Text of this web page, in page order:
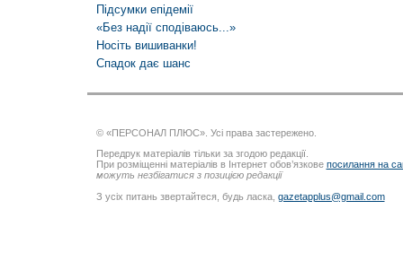
Підсумки епідемії
«Без надії сподіваюсь...»
Носіть вишиванки!
Спадок дає шанс
© «ПЕРСОНАЛ ПЛЮС». Усі права застережено.
Передрук матеріалів тільки за згодою редакції.
При розміщенні матеріалів в Інтернет обов’язкове посилання на
можуть незбігатися з позицією редакції
З усіх питань звертайтеся, будь ласка, gazetapplus@gmail.com